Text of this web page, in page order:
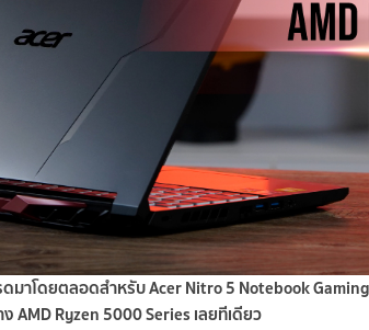
มาโดยตลอดสำหรับ Acer Nitro 5 Notebook
AMD Ryzen 5000 Series เลยทีเดียว